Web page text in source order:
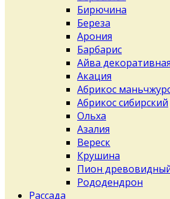
Бирючина
Береза
Арония
Барбарис
Айва декоративная
Акация
Абрикос
Абрикос сибирский
Ольха
Азалия
Вереск
Крушина
Пион
Рододендрон
Рассада